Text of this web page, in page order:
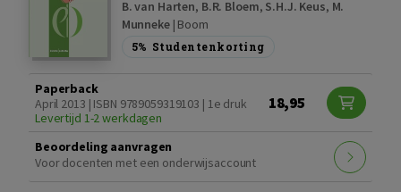
B. van Harten, B.R. Bloem, S.H.J. Keus, M.
Munneke| Boom
5% Studentenkorting
Paperback
April 2013 | ISBN 9789059319103 | 1e druk
Levertijd 1-2 werkdagen
18,95
Beoordeling aanvragen
Voor docenten met een onderwijsaccount